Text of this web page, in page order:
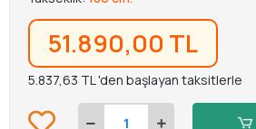
51.890,00 TL
5.837,63 TL 'den başlayan taksitlerle